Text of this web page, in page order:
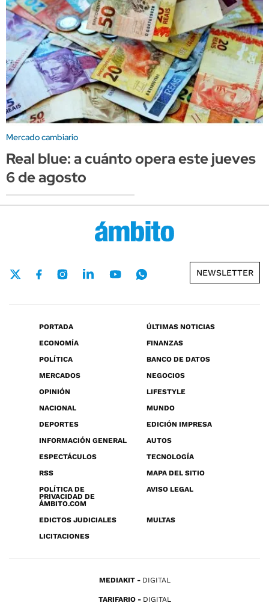
Mercado cambiario
Real blue: a cuánto opera este jueves
6 de agosto
NEWSLETTER
PORTADA
ÚLTIMAS NOTICIAS
ECONOMÍA
FINANZAS
POLÍTICA
BANCO DE DATOS
MERCADOS
NEGOCIOS
OPINIÓN
LIFESTYLE
NACIONAL
MUNDO
DEPORTES
EDICIÓN IMPRESA
INFORMACIÓN GENERAL
AUTOS
ESPECTÁCULOS
TECNOLOGÍA
RSS
MAPA DEL SITIO
POLÍTICA DE
PRIVACIDAD DE
ÁMBITO.COM
AVISO LEGAL
EDICTOS JUDICIALES
MULTAS
LICITACIONES
MEDIAKIT DIGITAL
TARIFARIO DIGITAL